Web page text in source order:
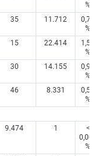
%
35 11.712
0,78
%
15 22.414
1,50
%
30 14.155
0,95
%
46 8.331
0,56
%
9.474 1
<
0,005
%